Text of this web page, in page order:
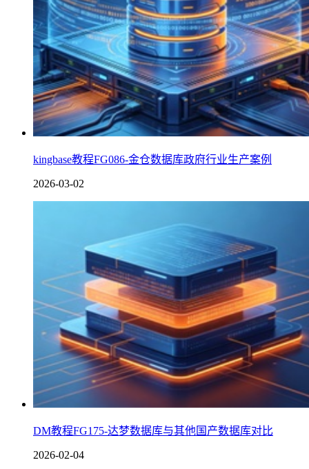
kingbase教程FG086-金仓数据库政府行业生产案例
2026-03-02
DM教程FG175-达梦数据库与其他国产数据库对比
2026-02-04